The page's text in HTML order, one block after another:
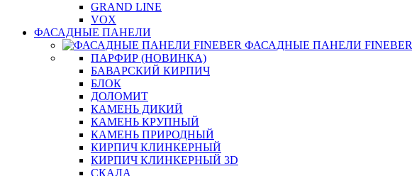
GRAND LINE
VOX
ФАСАДНЫЕ ПАНЕЛИ
ФАСАДНЫЕ ПАНЕЛИ FINEBER
ПАРФИР (НОВИНКА)
БАВАРСКИЙ КИРПИЧ
БЛОК
ДОЛОМИТ
КАМЕНЬ ДИКИЙ
КАМЕНЬ КРУПНЫЙ
КАМЕНЬ ПРИРОДНЫЙ
КИРПИЧ КЛИНКЕРНЫЙ
КИРПИЧ КЛИНКЕРНЫЙ 3D
СКАЛА